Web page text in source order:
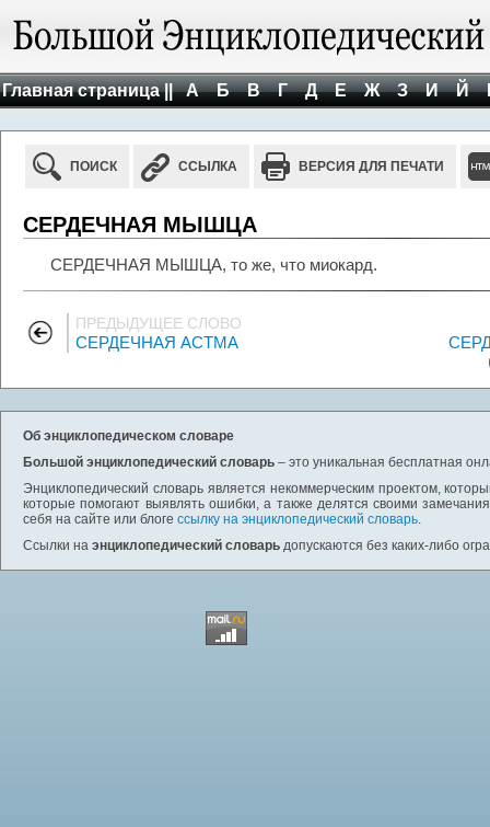
Главная страница || А Б В Г Д Е Ж З И Й
ПОИСК ССЫЛКА ВЕРСИЯ ДЛЯ ПЕЧАТИ
СЕРДЕЧНАЯ МЫШЦА
СЕРДЕЧНАЯ МЫШЦА, то же, что миокард.
ПРЕДЫДУЩЕЕ СЛОВО
СЕРДЕЧНАЯ АСТМА
Об энциклопедическом словаре
Большой энциклопедический словарь – это уникальная бесплатная
Энциклопедический словарь является некоммерческим проектом,
которые помогают выявлять ошибки, а также делятся своими
себя на сайте или блоге ссылку на энциклопедический словарь.
Ссылки на энциклопедический словарь допускаются без каких-либо